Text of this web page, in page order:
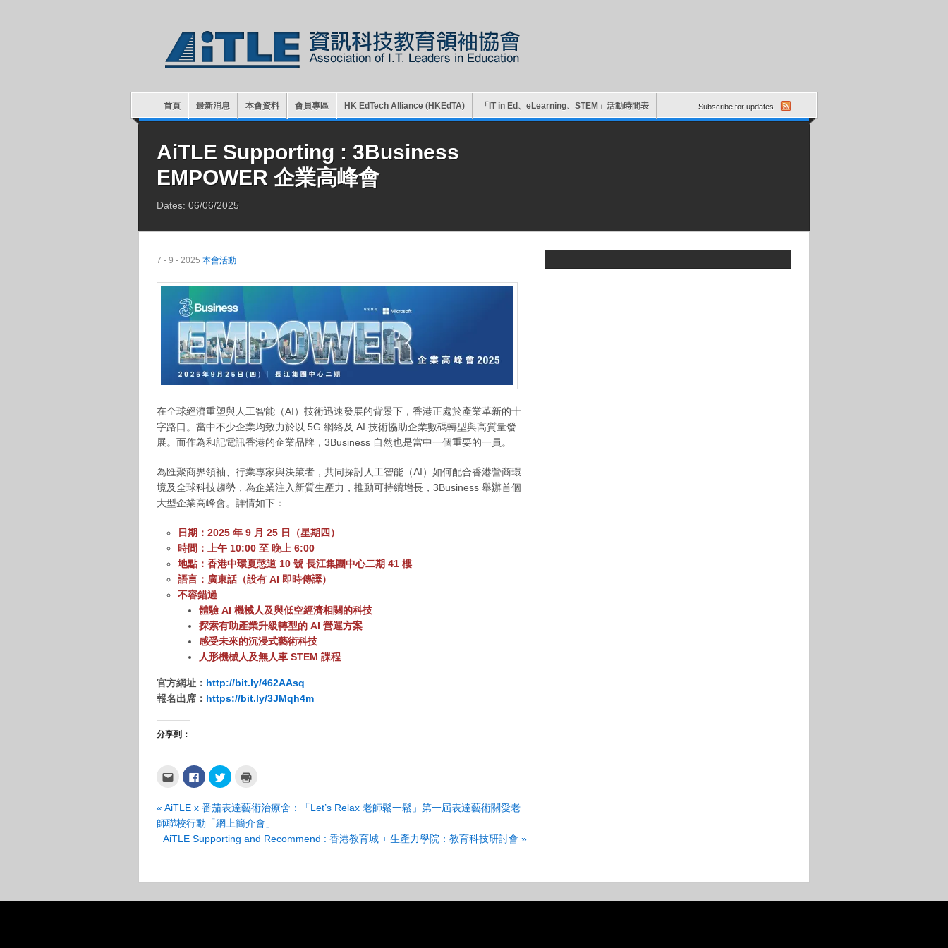
首頁 最新消息 本會資料 會員專區 HK EdTech Alliance (HKEdTA) 「IT in Ed、eLearning、STEM」活動時間表 Subscribe for updates
AiTLE Supporting : 3Business
EMPOWER 企業高峰會
Dates: 06/06/2025
7 - 9 - 2025 本會活動
在全球經濟重塑與人工智能（AI）技術迅速發展的背景下，香港正處於產業革新的十
字路口。當中不少企業均致力於以 5G 網絡及 AI 技術協助企業數碼轉型與高質量發
展。而作為和記電訊香港的企業品牌，3Business 自然也是當中一個重要的一員。
為匯聚商界領袖、行業專家與決策者，共同探討人工智能（AI）如何配合香港營商環
境及全球科技趨勢，為企業注入新質生產力，推動可持續增長，3Business 舉辦首個
大型企業高峰會。詳情如下：
日期：2025 年 9 月 25 日（星期四）
時間：上午 10:00 至 晚上 6:00
地點：香港中環夏愨道 10 號 長江集團中心二期 41 樓
語言：廣東話（設有 AI 即時傳譯）
不容錯過
體驗 AI 機械人及與低空經濟相關的科技
探索有助產業升級轉型的 AI 營運方案
感受未來的沉浸式藝術科技
人形機械人及無人車 STEM 課程
官方網址： http://bit.ly/462AAsq
報名出席： https://bit.ly/3JMqh4m
分享到：
給
朋
友
(在
新
啟)
按
一
分
享
至
Facebook(在
新
啟)
分
享
新
視
窗
中
開
印
(在
新
視
窗
« AiTLE x 番茄表達藝術治療舍：「Let’s Relax 老師鬆一鬆」第一屆表達藝術關愛老
師聯校行動「網上簡介會」
AiTLE Supporting and Recommend : 香港教育城 + 生產力學院：教育科技研討會 »